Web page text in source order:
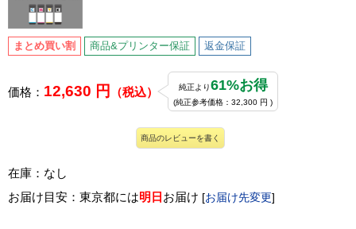
まとめ買い割 商品&プリンター保証 返金保証
価格： 12,630 円 （税込） 純正より61%お得
(純正参考価格：32,300 円 )
商品のレビューを書く
在庫：なし
お届け目安：東京都には明日 お届け [お届け先変更]